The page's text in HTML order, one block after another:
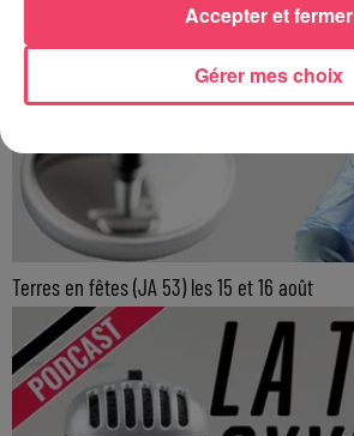
Terres en fêtes (JA 53) les 15 et 16 août
Gérer mes choix
Accepter et fermer